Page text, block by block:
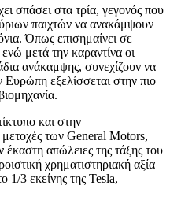
σπάσει στα τρία, γεγονός που
παιχτών να ανακάμψουν
Όπως επισημαίνει σε
μετά την καραντίνα οι
ανάκαμψης, συνεχίζουν να
εξελίσσεται στην πιο
και στην
των General Motors,
απώλειες της τάξης του
χρηματιστηριακή αξία
1/3 εκείνης της Tesla,